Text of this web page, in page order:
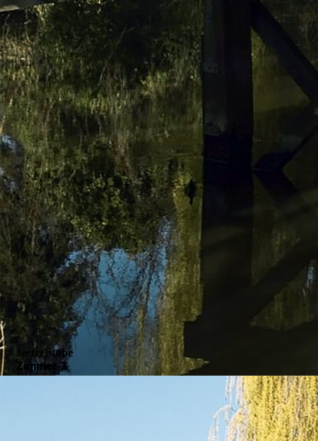
Jeetzelstube
Zimmer 3